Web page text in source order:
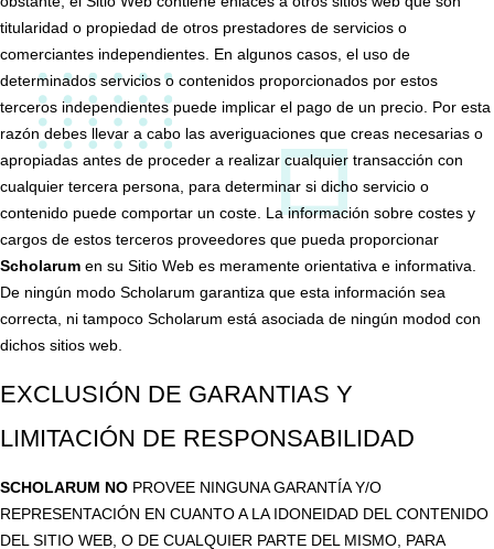
titularidad o propiedad de otros prestadores de servicios o
comerciantes independientes. En algunos casos, el uso de
determinados servicios o contenidos proporcionados por estos
terceros independientes puede implicar el pago de un precio. Por esta
razón debes llevar a cabo las averiguaciones que creas necesarias o
apropiadas antes de proceder a realizar cualquier transacción con
cualquier tercera persona, para determinar si dicho servicio o
contenido puede comportar un coste. La información sobre costes y
cargos de estos terceros proveedores que pueda proporcionar
Scholarum en su Sitio Web es meramente orientativa e informativa.
De ningún modo Scholarum garantiza que esta información sea
correcta, ni tampoco Scholarum está asociada de ningún modod con
dichos sitios web.
EXCLUSIÓN DE GARANTIAS Y
LIMITACIÓN DE RESPONSABILIDAD
SCHOLARUM NO PROVEE NINGUNA GARANTÍA Y/O
REPRESENTACIÓN EN CUANTO A LA IDONEIDAD DEL CONTENIDO
DEL SITIO WEB, O DE CUALQUIER PARTE DEL MISMO, PARA